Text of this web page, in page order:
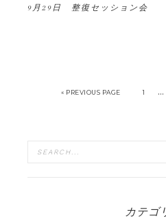
9月29日 整復セッション会
« PREVIOUS PAGE 1 …
カテゴ